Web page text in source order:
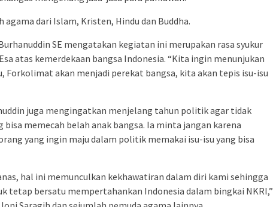
agama dari Islam, Kristen, Hindu dan Buddha.
SE mengatakan kegiatan ini merupakan rasa syukur
atas kemerdekaan bangsa Indonesia. “Kita ingin menunjukan
Forkolimat akan menjadi perekat bangsa, kita akan tepis isu-isu
juga mengingatkan menjelang tahun politik agar tidak
bisa memecah belah anak bangsa. Ia minta jangan karena
yang ingin maju dalam politik memakai isu-isu yang bisa
hal ini memunculkan kekhawatiran dalam diri kami sehingga
tetap bersatu mempertahankan Indonesia dalam bingkai NKRI,”